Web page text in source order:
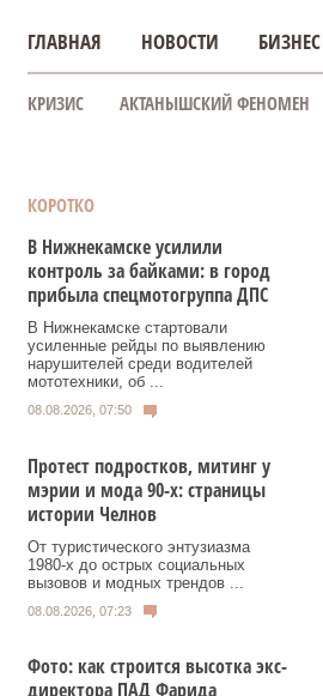
ГЛАВНАЯ НОВОСТИ БИЗНЕС
КРИЗИС АКТАНЫШСКИЙ ФЕНОМЕН
КОРОТКО
В Нижнекамске усилили
контроль за байками: в город
прибыла спецмотогруппа ДПС
В Нижнекамске стартовали
усиленные рейды по выявлению
нарушителей среди водителей
мототехники, об ...
08.08.2026, 07:50
Протест подростков, митинг у
мэрии и мода 90-х: страницы
истории Челнов
От туристического энтузиазма
1980‑х до острых социальных
вызовов и модных трендов ...
08.08.2026, 07:23
Фото: как строится высотка экс-
директора ПАД Фарида